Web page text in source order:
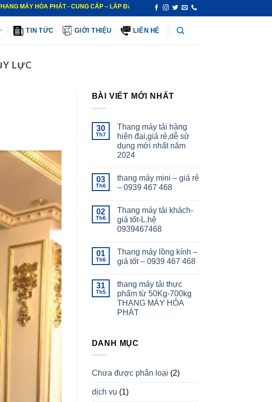
HÒA PHÁT - CUNG CẤP – LẮP ĐẶT – BẢO TRÌ – SỬA CHỮA THANG MÁY – UY TÍN NHẤT
TIN TỨC GIỚI THIỆU LIÊN HỆ
LỰC
BÀI VIẾT MỚI NHẤT
30
Th7
Thang máy tải hàng
hiện đại,giá rẻ,dễ sử
dụng mới nhất năm
2024
03
Th6
thang máy mini – giá rẻ
– 0939 467 468
02
Th6
Thang máy tải khách-
giá tốt-L.hệ
0939467468
01
Th6
Thang máy lồng kính –
giá tốt – 0939 467 468
31
Th5
thang máy tải thực
phẩm từ 50Kg-700kg
THANG MÁY HÒA
PHÁT
DANH MỤC
Chưa được phân loại (2)
dịch vụ (1)